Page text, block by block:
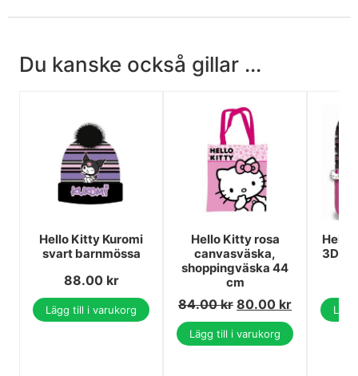
Du kanske också gillar ...
Hello Kitty Kuromi
svart barnmössa
88.00 kr
Lägg till i varukorg
Hello Kitty rosa
canvasväska,
shoppingväska 44
cm
84.00kr 80.00 kr
Lägg till i varukorg
Hello
3D